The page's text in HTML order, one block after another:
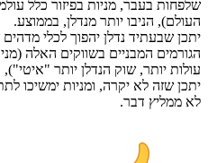
שלפחות בעבר, מניות בפיזור כלל
העולם), הניבו יותר מנדלן, בממוצע.
יתכן שבעתיד נדלן יהפוך לכלי
הגורמים המבניים בשווקים האלה
עולות יותר, שוק הנדלן יותר "איטי"),
יתכן שזה לא יקרה, ומניות ימשיכו
לא ממליץ דבר.